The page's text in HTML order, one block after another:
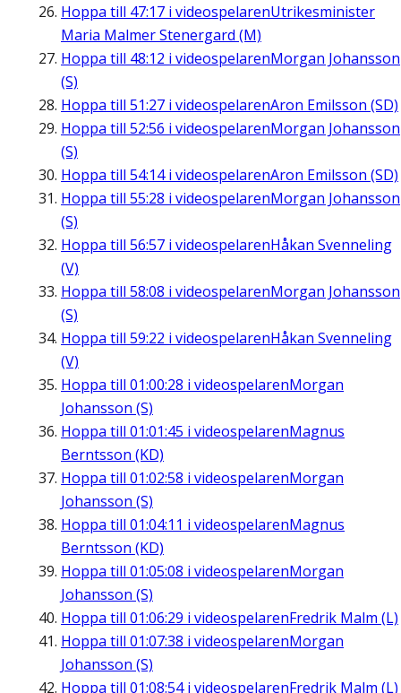
Hoppa till 47:17 i videospelarenUtrikesminister
Maria Malmer Stenergard (M)
Hoppa till 48:12 i videospelarenMorgan Johansson
(S)
Hoppa till 51:27 i videospelarenAron Emilsson (SD)
Hoppa till 52:56 i videospelarenMorgan Johansson
(S)
Hoppa till 54:14i videospelarenAron Emilsson (SD)
Hoppa till 55:28 i videospelarenMorgan Johansson
(S)
Hoppa till 56:57 i videospelarenHåkan Svenneling
(V)
Hoppa till 58:08 i videospelarenMorgan Johansson
(S)
Hoppa till 59:22 i videospelarenHåkan Svenneling
(V)
Hoppa till 01:00:28 i videospelarenMorgan
Johansson (S)
Hoppa till 01:01:45 i videospelarenMagnus
Berntsson (KD)
Hoppa till 01:02:58 i videospelarenMorgan
Johansson (S)
Hoppa till 01:04:11 i videospelarenMagnus
Berntsson (KD)
Hoppa till 01:05:08 i videospelarenMorgan
Johansson (S)
Hoppa till 01:06:29 i videospelarenFredrik Malm (L)
Hoppa till 01:07:38 i videospelarenMorgan
Johansson (S)
Hoppa till 01:08:54i videospelarenFredrik Malm (L)